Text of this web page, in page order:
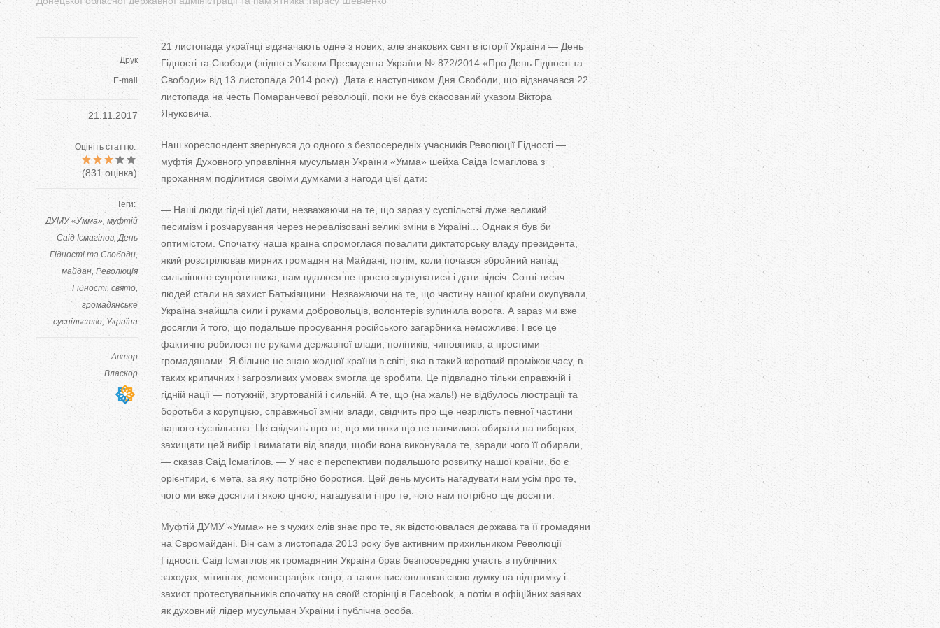
Друк
E-mail
21.11.2017
Оцініть статтю:
(831 оцінка)
Теги:
ДУМУ «Умма» муфтій
Саід Ісмагілов День
Гідності та Свободи
майдан Революція
Гідності свято
громадянське
суспільство Україна
Автор
Власкор
21 листопада українці відзначають одне з нових, але знакових свят в історії України — День
Гідності та Свободи (згідно з Указом Президента України № 872/2014 «Про День Гідності та
Свободи» від 13 листопада 2014 року). Дата є наступником Дня Свободи, що відзначався 22
листопада на честь Помаранчевої революції, поки не був скасований указом Віктора
Януковича.
Наш кореспондент звернувся до одного з безпосередніх учасників Революції Гідності —
муфтія Духовного управління мусульман України «Умма» шейха Саіда Ісмагілова з
проханням поділитися своїми думками з нагоди цієї дати:
— Наші люди гідні цієї дати, незважаючи на те, що зараз у суспільстві дуже великий
песимізм і розчарування через нереалізовані великі зміни в Україні… Однак я був би
оптимістом. Спочатку наша країна спромоглася повалити диктаторську владу президента,
який розстрілював мирних громадян на Майдані; потім, коли почався збройний напад
сильнішого супротивника, нам вдалося не просто згуртуватися і дати відсіч. Сотні тисяч
людей стали на захист Батьківщини. Незважаючи на те, що частину нашої країни окупували,
Україна знайшла сили і руками добровольців, волонтерів зупинила ворога. А зараз ми вже
досягли й того, що подальше просування російського загарбника неможливе. І все це
фактично робилося не руками державної влади, політиків, чиновників, а простими
громадянами. Я більше не знаю жодної країни в світі, яка в такий короткий проміжок часу, в
таких критичних і загрозливих умовах змогла це зробити. Це підвладно тільки справжній і
гідній нації — потужній, згуртованій і сильній. А те, що (на жаль!) не відбулось люстрації та
боротьби з корупцією, справжньої зміни влади, свідчить про ще незрілість певної частини
нашого суспільства. Це свідчить про те, що ми поки що не навчились обирати на виборах,
захищати цей вибір і вимагати від влади, щоби вона виконувала те, заради чого її обирали,
— сказав Саід Ісмагілов. — У нас є перспективи подальшого розвитку нашої країни, бо є
орієнтири, є мета, за яку потрібно боротися. Цей день мусить нагадувати нам усім про те,
чого ми вже досягли і якою ціною, нагадувати і про те, чого нам потрібно ще досягти.
Муфтій ДУМУ «Умма» не з чужих слів знає про те, як відстоювалася держава та її громадяни
на Євромайдані. Він сам з листопада 2013 року був активним прихильником Революції
Гідності. Саід Ісмагілов як громадянин України брав безпосередню участь в публічних
заходах, мітингах, демонстраціях тощо, а також висловлював свою думку на підтримку і
захист протестувальників спочатку на своїй сторінці в Facebook, а потім в офіційних заявах
як духовний лідер мусульман України і публічна особа.
T
b
s